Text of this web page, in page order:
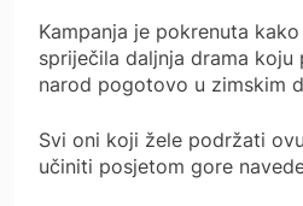
Kampanja je pokrenuta
spriječila daljnja drama koju
narod pogotovo u zimskim
Svi oni koji žele podržati
učiniti posjetom gore